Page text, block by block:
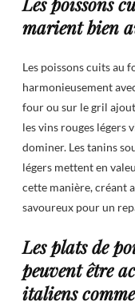
marient bien
Les poissons cuits au
harmonieusement
four ou sur le gril
les vins rouges légers
dominer. Les tanins
légers mettent en
cette manière, créant
savoureux pour un
Les plats de
peuvent être
italiens